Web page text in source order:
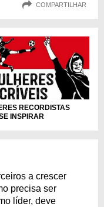
COMPARTILHAR
RECORDISTAS
INSPIRAR
a crescer
precisa ser
líder, deve